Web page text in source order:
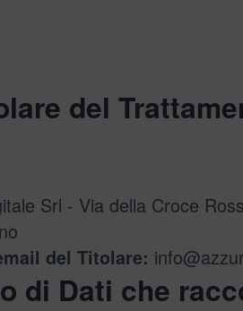
del
Srl - Via della Croce
del Titolare:
di Dati che